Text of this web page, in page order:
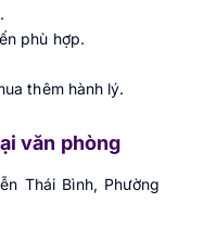
phù hợp.
thêm hành lý.
văn phòng
Thái Bình, Phường